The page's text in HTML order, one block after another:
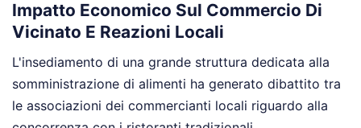
Impatto Economico Sul Commercio Di
Vicinato E Reazioni Locali
L'insediamento di una grande struttura dedicata alla
somministrazione di alimenti ha generato dibattito tra
le associazioni dei commercianti locali riguardo alla